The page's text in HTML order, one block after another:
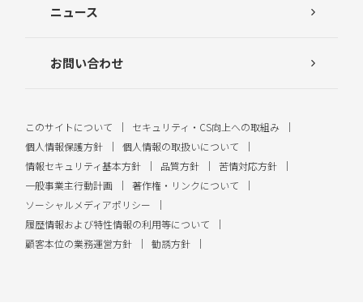
ニュース
お問い合わせ
このサイトについて
セキュリティ・CS向上への取組み
個人情報保護方針
個人情報の取扱いについて
情報セキュリティ基本方針
品質方針
苦情対応方針
一般事業主行動計画
著作権・リンクについて
ソーシャルメディアポリシー
履歴情報および特性情報の利用等について
顧客本位の業務運営方針
勧誘方針